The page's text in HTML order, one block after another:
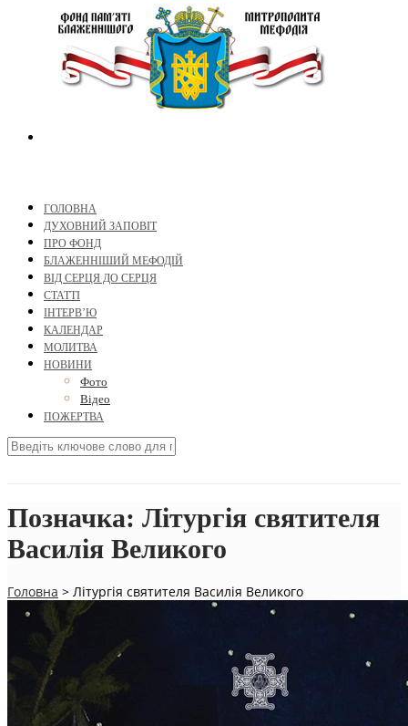
ГОЛОВНА
ДУХОВНИЙ ЗАПОВІТ
ПРО ФОНД
БЛАЖЕННІШИЙ МЕФОДІЙ
ВІД СЕРЦЯ ДО СЕРЦЯ
СТАТТІ
ІНТЕРВ’Ю
КАЛЕНДАР
МОЛИТВА
НОВИНИ
Фото
Відео
ПОЖЕРТВА
Позначка: Літургія святителя
Василія Великого
Головна > Літургія святителя Василія Великого